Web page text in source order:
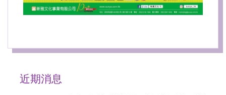
近期消息